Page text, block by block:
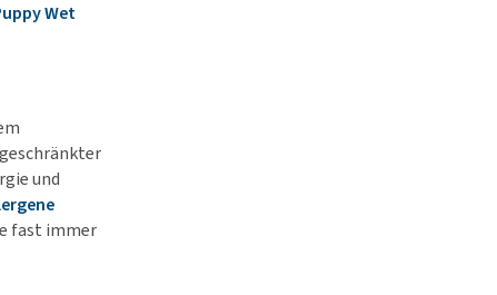
Wet
und
fast immer